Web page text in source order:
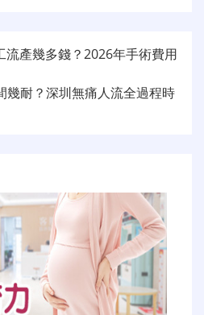
流產幾多錢？2026年手術費用
幾耐？深圳無痛人流全過程時